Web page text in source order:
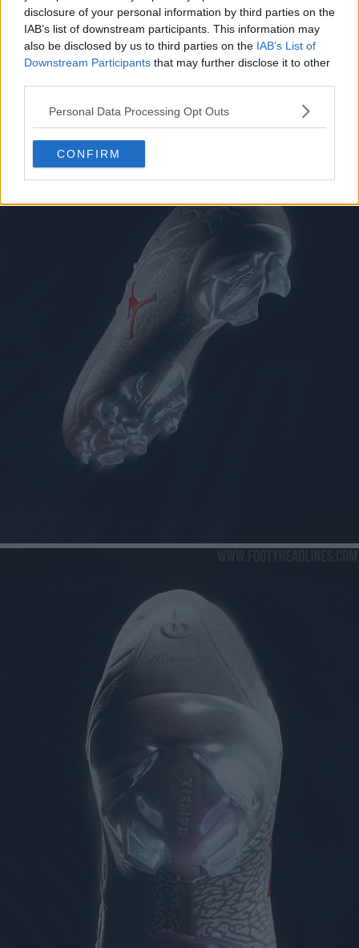
disclosure of your personal information by third parties on the
IAB’s list of downstream participants. This information may
also be disclosed by us to third parties on the IAB’s List of
Downstream Participants that may further disclose it to other
Personal Data Processing Opt Outs
CONFIRM